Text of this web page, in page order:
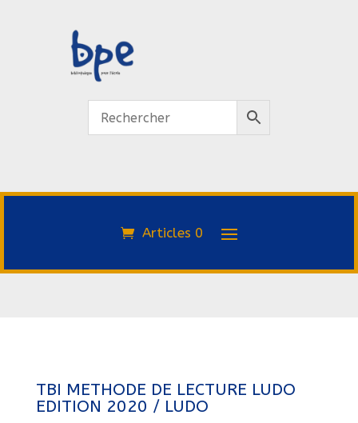
Articles 0
TBI METHODE DE LECTURE LUDO
EDITION 2020 / LUDO